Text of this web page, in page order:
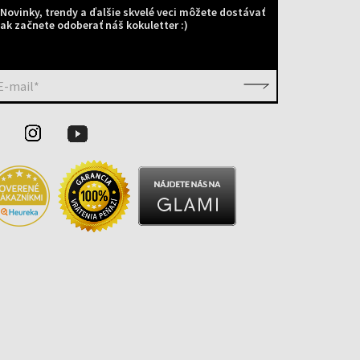
Novinky, trendy a ďalšie skvelé veci môžete dostávať
ak začnete odoberať náš kokuletter :)
mail*